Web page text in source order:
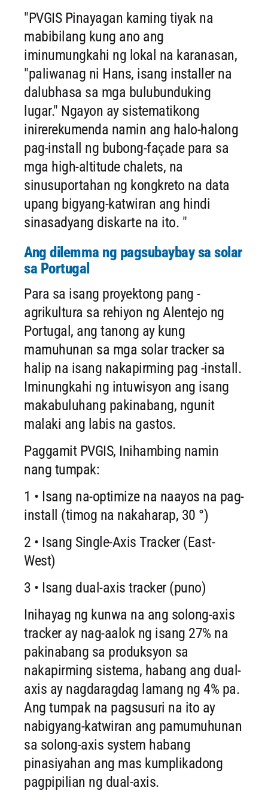
"PVGIS Pinayagan kaming tiyak na
mabibilang kung ano ang
iminumungkahi ng lokal na karanasan,
"paliwanag ni Hans, isang installer na
dalubhasa sa mga bulubunduking
lugar." Ngayon ay sistematikong
inirerekumenda namin ang halo-halong
pag-install ng bubong-façade para sa
mga high-altitude chalets, na
sinusuportahan ng kongkreto na data
upang bigyang-katwiran ang hindi
sinasadyang diskarte na ito. "
Ang dilemma ng pagsubaybay sa solar
sa Portugal
Para sa isang proyektong pang -
agrikultura sa rehiyon ng Alentejo ng
Portugal, ang tanong ay kung
mamuhunan sa mga solar tracker sa
halip na isang nakapirming pag -install.
Iminungkahi ng intuwisyon ang isang
makabuluhang pakinabang, ngunit
malaki ang labis na gastos.
Paggamit PVGIS, Inihambing namin
nang tumpak:
1 • Isang na-optimize na naayos na pag-
install (timog na nakaharap, 30 °)
2 • Isang Single-Axis Tracker (East-
West)
3 • Isang dual-axis tracker (puno)
Inihayag ng kunwa na ang solong-axis
tracker ay nag-aalok ng isang 27% na
pakinabang sa produksyon sa
nakapirming sistema, habang ang dual-
axis ay nagdaragdag lamang ng 4% pa.
Ang tumpak na pagsusuri na ito ay
nabigyang-katwiran ang pamumuhunan
sa solong-axis system habang
pinasiyahan ang mas kumplikadong
pagpipilian ng dual-axis.